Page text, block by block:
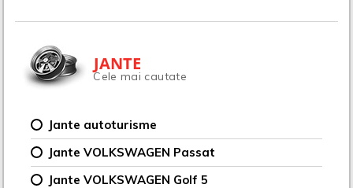
JANTE
Cele mai cautate
Jante autoturisme
Jante VOLKSWAGEN Passat
Jante VOLKSWAGEN Golf 5